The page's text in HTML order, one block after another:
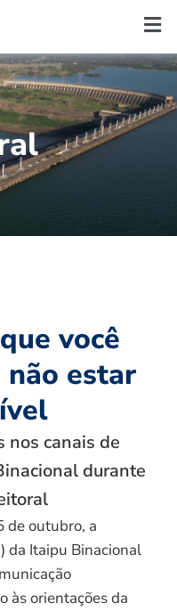
al
você
estar
nos canais de
durante
de outubro, a
da Itaipu Binacional
às orientações da